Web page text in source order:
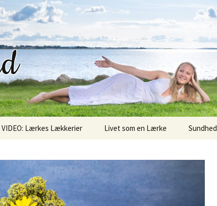
VIDEO: Lærkes Lækkerier Livet som en Lærke Sundhed